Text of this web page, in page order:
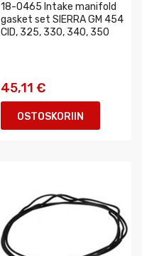
18-0465 Intake manifold
gasket set SIERRA GM 454
CID, 325, 330, 340, 350
45,11 €
OSTOSKORIIN